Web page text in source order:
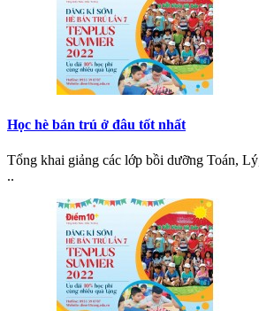
Học hè bán trú ở đâu tốt nhất
Tổng khai giảng các lớp bồi dưỡng Toán,
..